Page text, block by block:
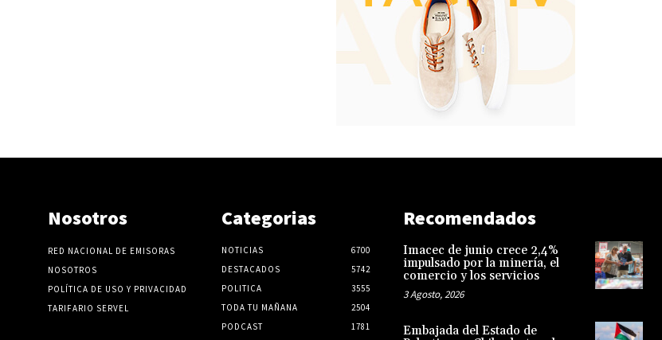
Nosotros
RED NACIONAL DE EMISORAS
NOSOTROS
POLÍTICA DE USO Y PRIVACIDAD
TARIFARIO SERVEL
Categorias
NOTICIAS
6700
DESTACADOS
5742
POLITICA
3555
TODA TU MAÑANA
2504
PODCAST
1781
Recomendados
Imacec de junio crece 2,4%
impulsado por la minería, el
comercio y los servicios
3 Agosto, 2026
Embajada del Estado de